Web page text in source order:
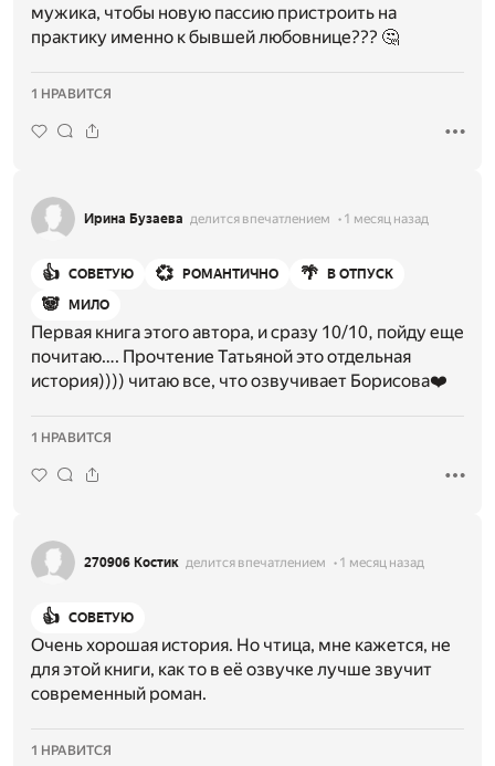
мужика, чтобы новую пассию пристроить на
практику именно к бывшей любовнице??? 🤔
1 НРАВИТСЯ
Ирина Бузаева делится впечатлением 1 месяц назад
👍 СОВЕТУЮ 💞 РОМАНТИЧНО 🌴 В ОТПУСК
🐼 МИЛО
Первая книга этого автора, и сразу 10/10, пойду еще
почитаю…. Прочтение Татьяной это отдельная
история)))) читаю все, что озвучивает Борисова❤️
1 НРАВИТСЯ
270906 Костик делится впечатлением 1 месяц назад
👍 СОВЕТУЮ
Очень хорошая история. Но чтица, мне кажется, не
для этой книги, как то в её озвучке лучше звучит
современный роман.
1 НРАВИТСЯ